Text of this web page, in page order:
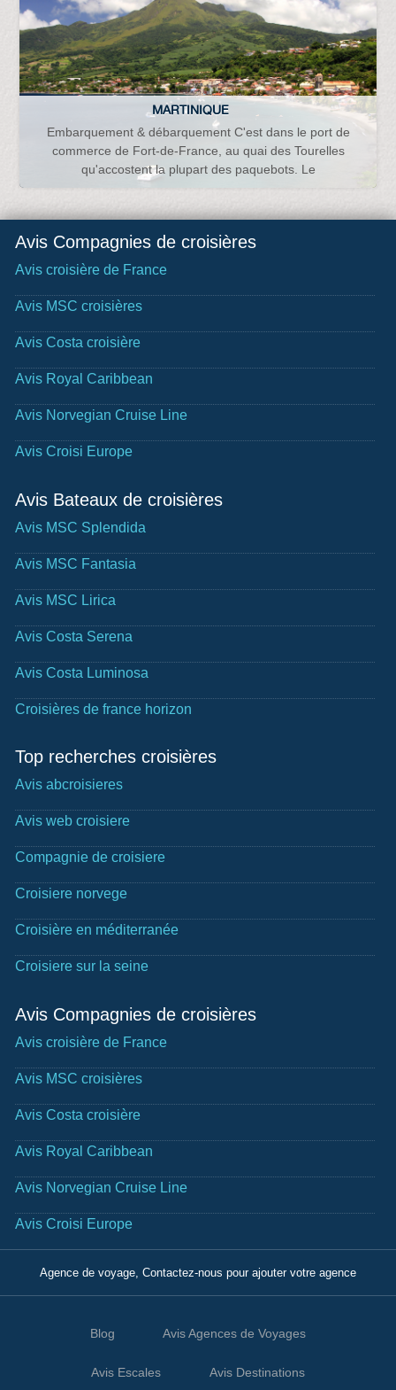
MARTINIQUE
Embarquement & débarquement C'est dans le port de
commerce de Fort-de-France, au quai des Tourelles
qu'accostent la plupart des paquebots. Le
Avis Compagnies de croisières
Avis croisière de France
Avis MSC croisières
Avis Costa croisière
Avis Royal Caribbean
Avis Norvegian Cruise Line
Avis Croisi Europe
Avis Bateaux de croisières
Avis MSC Splendida
Avis MSC Fantasia
Avis MSC Lirica
Avis Costa Serena
Avis Costa Luminosa
Croisières de france horizon
Top recherches croisières
Avis abcroisieres
Avis web croisiere
Compagnie de croisiere
Croisiere norvege
Croisière en méditerranée
Croisiere sur la seine
Avis Compagnies de croisières
Avis croisière de France
Avis MSC croisières
Avis Costa croisière
Avis Royal Caribbean
Avis Norvegian Cruise Line
Avis Croisi Europe
Agence de voyage, Contactez-nous pour ajouter votre agence
Blog Avis Agences de Voyages
Avis Escales Avis Destinations